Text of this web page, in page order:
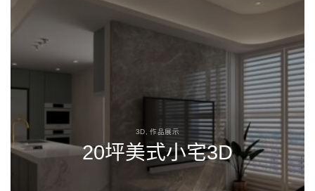
3D, 作品展示
20坪美式小宅3D